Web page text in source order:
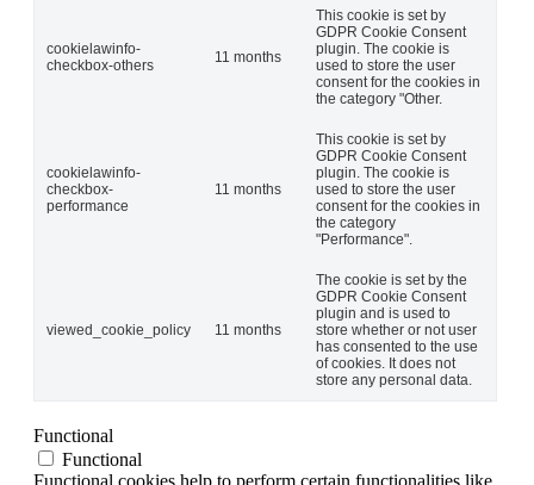
cookielawinfo-
checkbox-others
11 months
This cookie is set by
GDPR Cookie Consent
plugin. The cookie is
used to store the user
consent for the cookies in
the category "Other.
cookielawinfo-
checkbox-
performance
11 months
This cookie is set by
GDPR Cookie Consent
plugin. The cookie is
used to store the user
consent for the cookies in
the category
"Performance".
viewed_cookie_policy 11 months
The cookie is set by the
GDPR Cookie Consent
plugin and is used to
store whether or not user
has consented to the use
of cookies. It does not
store any personal data.
Functional
Functional
Functional cookies help to perform certain functionalities like